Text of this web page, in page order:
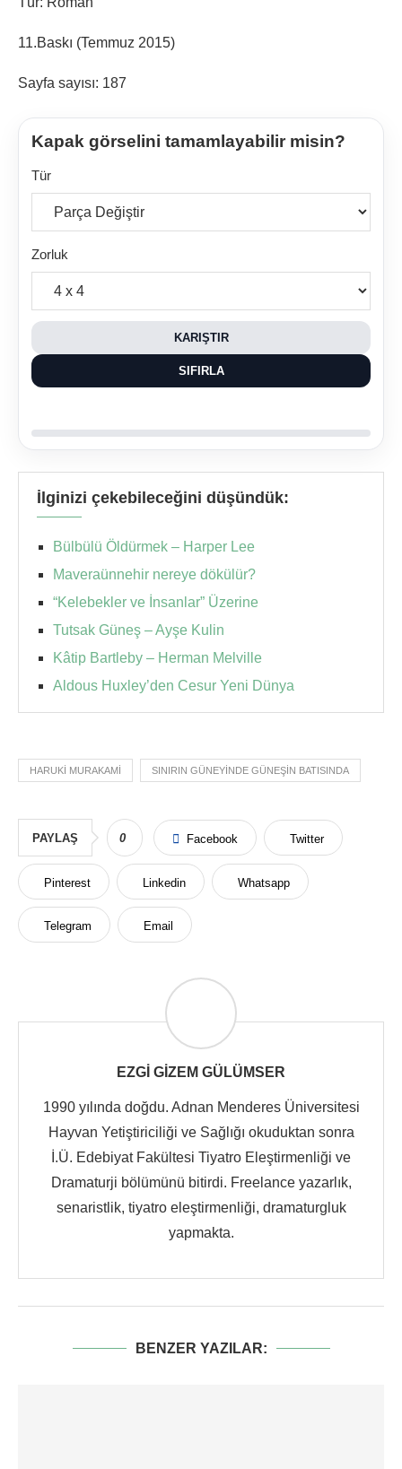
11.Baskı (Temmuz 2015)
Sayfa sayısı: 187
Kapak görselini tamamlayabilir misin?
Tür
Zorluk
KARIŞTIR
SIFIRLA
İlginizi çekebileceğini düşündük:
Bülbülü Öldürmek – Harper Lee
Maveraünnehir nereye dökülür?
“Kelebekler ve İnsanlar” Üzerine
Tutsak Güneş – Ayşe Kulin
Kâtip Bartleby – Herman Melville
Aldous Huxley’den Cesur Yeni Dünya
HARUKI MURAKAMI SINIRIN GÜNEYINDE GÜNEŞIN BATISINDA
PAYLAŞ 0 Facebook Twitter
Pinterest Linkedin Whatsapp
Telegram Email
EZGI GIZEM GÜLÜMSER
1990 yılında doğdu. Adnan Menderes Üniversitesi
Hayvan Yetiştiriciliği ve Sağlığı okuduktan sonra
İ.Ü. Edebiyat Fakültesi Tiyatro Eleştirmenliği ve
Dramaturji bölümünü bitirdi. Freelance yazarlık,
senaristlik, tiyatro eleştirmenliği, dramaturgluk
yapmakta.
BENZER YAZILAR: